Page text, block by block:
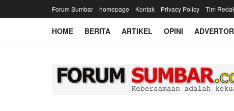
Forum Sumbar homepage Kontak Privacy Policy Tim
HOME BERITA ARTIKEL OPINI